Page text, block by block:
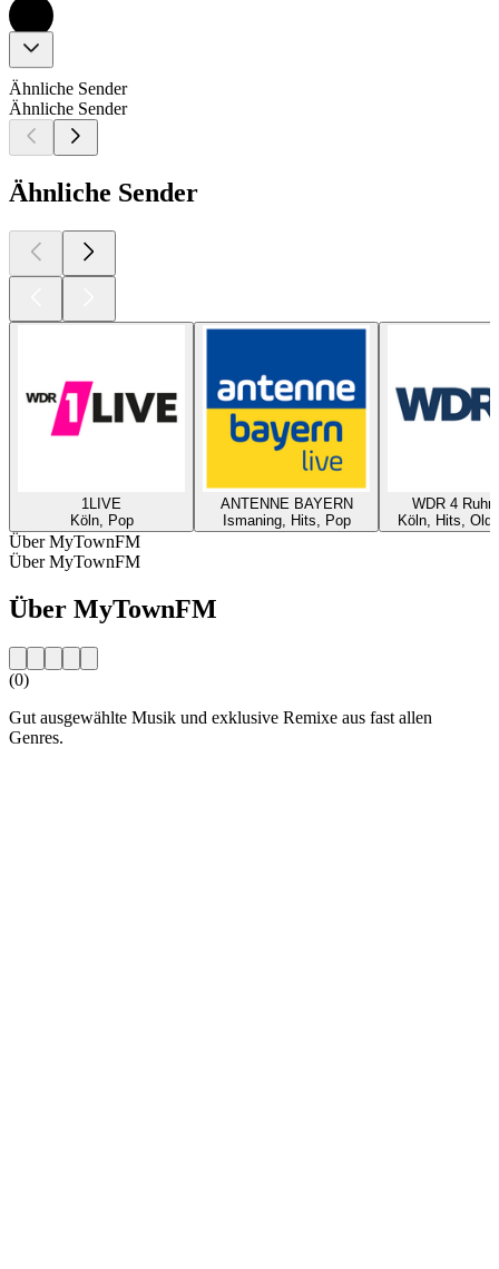
Ähnliche Sender
Ähnliche Sender
Ähnliche Sender
1LIVE
Köln, Pop
ANTENNE BAYERN
Ismaning, Hits, Pop
WDR 4
Köln, Hits,
Über MyTownFM
Über MyTownFM
Über MyTownFM
(0)
Gut ausgewählte Musik und exklusive Remixe aus fast allen
Genres.